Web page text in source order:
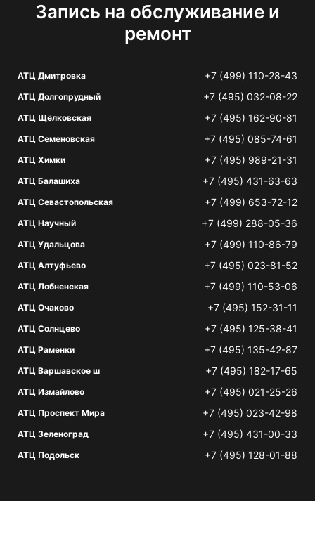
Запись на обслуживание и
ремонт
АТЦ Дмитровка +7 (499) 110-28-43
АТЦ Долгопрудный +7 (495) 032-08-22
АТЦ Щёлковская +7 (495) 162-90-81
АТЦ Семеновская +7 (495) 085-74-61
АТЦ Химки +7 (495) 989-21-31
АТЦ Балашиха +7 (495) 431-63-63
АТЦ Севастопольская +7 (499) 653-72-12
АТЦ Научный +7 (499) 288-05-36
АТЦ Удальцова +7 (499) 110-86-79
АТЦ Алтуфьево +7 (495) 023-81-52
АТЦ Лобненская +7 (499) 110-53-06
АТЦ Очаково +7 (495) 152-31-11
АТЦ Солнцево +7 (495) 125-38-41
АТЦ Раменки +7 (495) 135-42-87
АТЦ Варшавское ш +7 (495) 182-17-65
АТЦ Измайлово +7 (495) 021-25-26
АТЦ Проспект Мира +7 (495) 023-42-98
АТЦ Зеленоград +7 (495) 431-00-33
АТЦ Подольск +7 (495) 128-01-88